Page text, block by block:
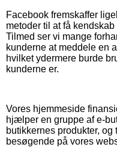
Facebook fremskaffer
metoder til at få
Tilmed ser vi mange
kunderne at meddele en
hvilket ydermere burde
kunderne er.
Vores hjemmeside
hjælper en gruppe af e-
butikkernes produkter,
besøgende på vores